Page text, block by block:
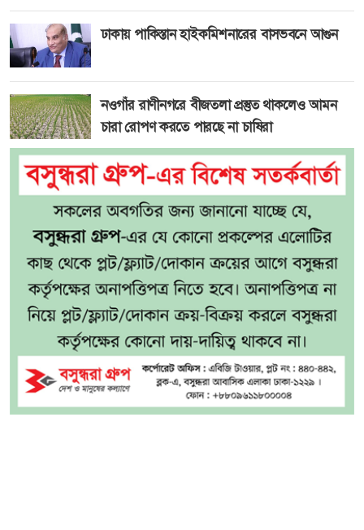
ঢাকায় পাকিস্তান হাইকমিশনারের বাসভবনে আগুন
নওগাঁর রাণীনগরে বীজতলা প্রস্তুত থাকলেও আমন
চারা রোপণ করতে পারছে না চাষিরা